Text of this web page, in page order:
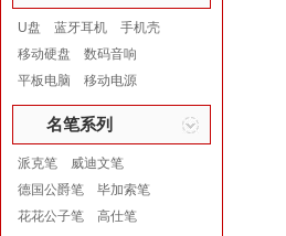
U盘 蓝牙耳机
手机壳
移动硬盘
数码音响
平板电脑
移动电源
名笔系列
派克笔
威迪文笔
德国公爵笔
毕加索笔
花花公子笔
高仕笔